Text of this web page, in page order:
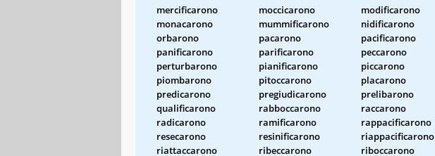
mercificarono
moccicarono modificarono
monacarono
mummificarono nidificarono
orbarono
pacarono pacificarono
panificarono
parificarono peccarono
perturbarono
pianificarono piccarono
piombarono
pitoccarono placarono
predicarono
pregiudicarono prelibarono
qualificarono
rabboccarono raccarono
radicarono
ramificarono rappacificarono
resecarono
resinificarono riappacificarono
riattaccarono
ribeccarono riboccarono